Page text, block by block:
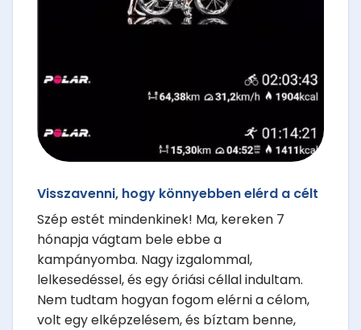
Visszavenni, hogy könnyebben elérd a célt
Szép estét mindenkinek! Ma, kereken 7
hónapja vágtam bele ebbe a
kampányomba. Nagy izgalommal,
lelkesedéssel, és egy óriási céllal indultam.
Nem tudtam hogyan fogom elérni a célom,
volt egy elképzelésem, és bíztam benne,